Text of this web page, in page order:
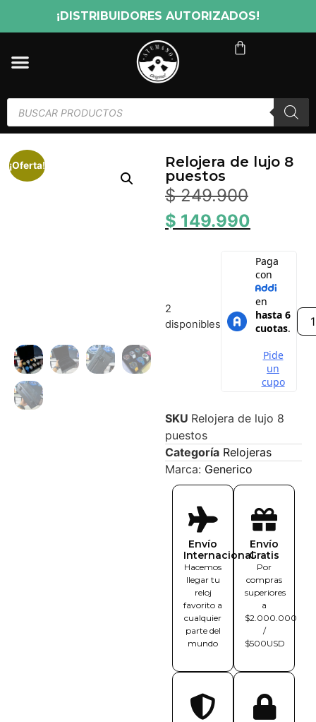
¡DISTRIBUIDORES AUTORIZADOS!
¡Oferta!
Relojera de lujo 8
puestos
$249.900
$ 149.990
2
disponibles
SKU Relojera de lujo 8
puestos
Categoría Relojeras
Marca: Generico
Envío
Internacional
Hacemos
llegar tu
reloj
favorito a
cualquier
parte del
mundo
Envío
Gratis
Por
compras
superiores
a
$2.000.000
/
$500USD